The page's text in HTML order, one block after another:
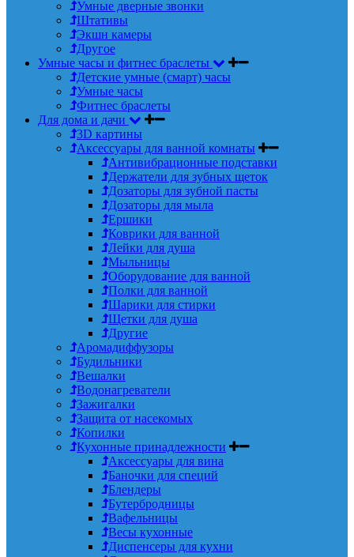
Умные дверные звонки
Штативы
Экшн камеры
Другое
Умные часы и фитнес браслеты
Детские умные (смарт) часы
Умные часы
Фитнес браслеты
Для дома и дачи
3D картины
Аксессуары для ванной комнаты
Антивибрационные подставки
Держатели для зубных щеток
Дозаторы для зубной пасты
Дозаторы для мыла
Ершики
Коврики для ванной
Лейки для душа
Мыльницы
Оборудование для ванной
Полки для ванной
Шарики для стирки
Щетки для душа
Другие
Аромадиффузоры
Будильники
Вешалки
Водонагреватели
Зажигалки
Защита от насекомых
Копилки
Кухонные принадлежности
Аксессуары для вина
Баночки для специй
Блендеры
Бутербродницы
Вафельницы
Весы кухонные
Диспенсеры для кухни